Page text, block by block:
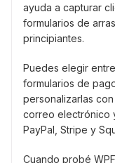
ayuda a capturar
formularios de
principiantes.
Puedes elegir
formularios de
personalizarlas
correo electrónico
PayPal, Stripe y
Cuando probé